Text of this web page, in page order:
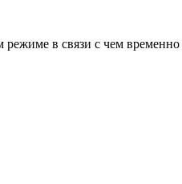
в связи с чем временно